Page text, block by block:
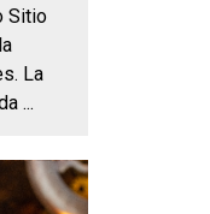
Sitio
La
...